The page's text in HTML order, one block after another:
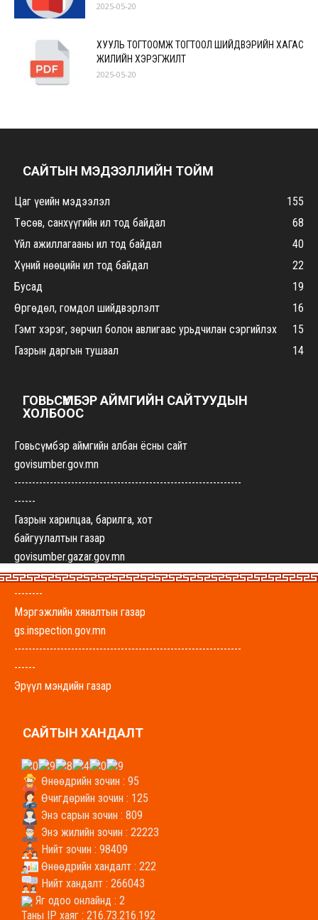
2025-05-20
ХУУЛЬ ТОГТООМЖ ТОГТООЛ ШИЙДВЭРИЙН ХАГАС
ЖИЛИЙН ХЭРЭГЖИЛТ
2025-05-20
САЙТЫН МЭДЭЭЛЛИЙН ТОЙМ
Цаг үеийн мэдээлэл
155
Төсөв, санхүүгийн ил тод байдал
68
Үйл ажиллагааны ил тод байдал
40
Хүний нөөцийн ил тод байдал
22
Бусад
19
Өргөдөл, гомдол шийдвэрлэлт
16
Гэмт хэрэг, зөрчил болон авлигаас урьдчилан сэргийлэх
15
Газрын даргын тушаал
14
ГОВЬСҮМБЭР АЙМГИЙН САЙТУУДЫН
ХОЛБООС
Говьсүмбэр аймгийн албан ёсны сайт
govisumber.gov.mn
----------------------------------------------------------------
------
Газрын харилцаа, барилга, хот
байгуулалтын газар
govisumber.gazar.gov.mn
----------------------------------------------------------------
--------
Мэргэжлийн хяналтын газар
gs.inspection.gov.mn
----------------------------------------------------------------
------
Эрүүл мэндийн газар
----------------------------------------------------------------
-------
Хүнс, хөдөө аж ахуйн газар
uhaag.gs.gov.mn
----------------------------------------------------------------
-------
Боловсрол, соёл, урлагийн газар
bolovsrol.gs.gov.mn
----------------------------------------------------------------
-----
Байгаль орчин аялал жуулчлалын газар
САЙТЫН ХАНДАЛТ
Өнөөдрийн зочин : 95
Өчигдөрийн зочин : 125
Энэ сарын зочин : 809
Энэ жилийн зочин : 22223
Нийт зочин : 98409
Өнөөдрийн хандалт : 222
Нийт хандалт : 266043
Яг одоо онлайнд : 2
Таны IP хаяг : 216.73.216.192